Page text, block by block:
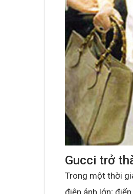
Gucci trở
Trong một thời